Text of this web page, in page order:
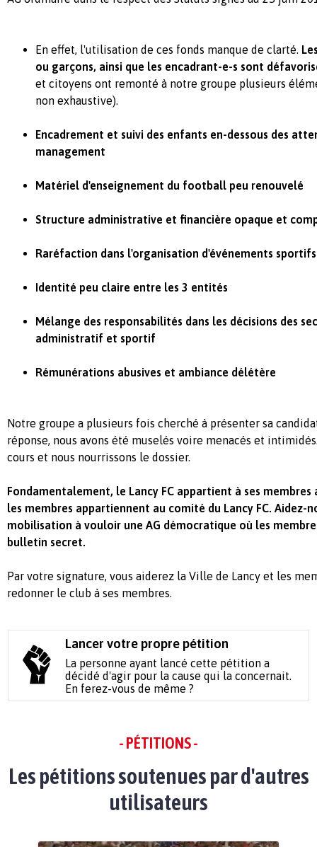
En effet, l'utilisation de ces fonds manque de clarté.
ou garçons, ainsi que les encadrant-e-s sont
et citoyens ont remonté à notre groupe plusieurs
non exhaustive).
Encadrement et suivi des enfants en-dessous des
management
Matériel d'enseignement du football peu renouvelé
Structure administrative et financière opaque et
Raréfaction dans l'organisation d'événements sportifs
Identité peu claire entre les 3 entités
Mélange des responsabilités dans les décisions des
administratif et sportif
Rémunérations abusives et ambiance délétère
Notre groupe a plusieurs fois cherché à présenter sa
réponse, nous avons été muselés voire menacés et
cours et nous nourrissons le dossier.
Fondamentalement, le Lancy FC appartient à ses
les membres appartiennent au comité du Lancy FC. Aidez-
mobilisation à vouloir une AG démocratique où les
bulletin secret.
Par votre signature, vous aiderez la Ville de Lancy et les
redonner le club à ses membres.
Lancer votre propre pétition
La personne ayant lancé cette pétition a
décidé d'agir pour la cause qui la concernait.
En ferez-vous de même ?
- PÉTITIONS -
Les pétitions soutenues par d'autres
utilisateurs